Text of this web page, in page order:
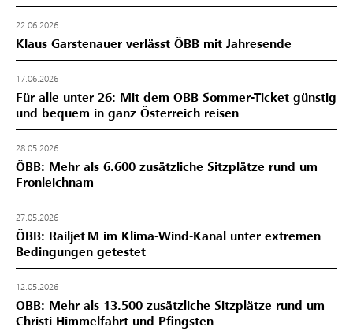
22.06.2026
Klaus Garstenauer verlässt ÖBB mit Jahresende
17.06.2026
Für alle unter 26: Mit dem ÖBB Sommer-Ticket günstig
und bequem in ganz Österreich reisen
28.05.2026
ÖBB: Mehr als 6.600 zusätzliche Sitzplätze rund um
Fronleichnam
27.05.2026
ÖBB: Railjet M im Klima-Wind-Kanal unter extremen
Bedingungen getestet
12.05.2026
ÖBB: Mehr als 13.500 zusätzliche Sitzplätze rund um
Christi Himmelfahrt und Pfingsten